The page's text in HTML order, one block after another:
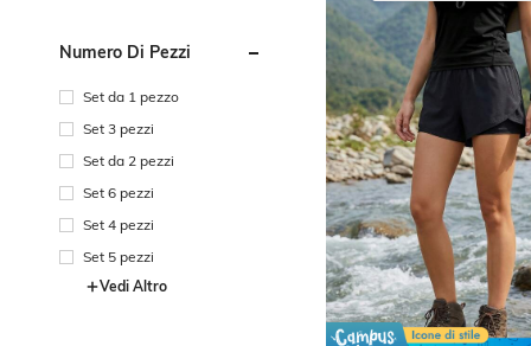
Numero Di Pezzi
Set da 1 pezzo
Set 3 pezzi
Set da 2 pezzi
Set 6 pezzi
Set 4 pezzi
Set 5 pezzi
Vedi Altro